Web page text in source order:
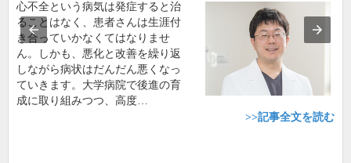
心不全という病気は発症すると治
ることはなく、患者さんは生涯付
き合っていかなくてはなりませ
ん。しかも、悪化と改善を繰り返
しながら病状はだんだん悪くなっ
ていきます。大学病院で後進の育
成に取り組みつつ、高度…
>>記事全文を読む